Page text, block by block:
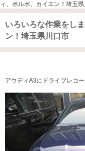
ィ、ボルボ、カイエン！埼玉
いろいろな作業をし
ン！埼玉県川口市
アウディA3にドライブレコー